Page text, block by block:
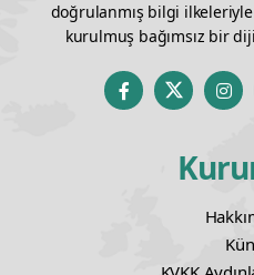
doğrulanmış bilgi
kurulmuş bağımsız bir